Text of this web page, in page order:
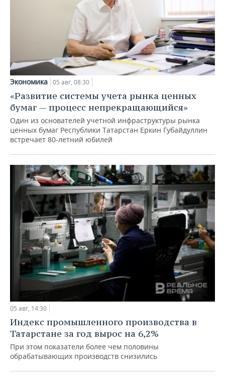
Экономика 05 авг, 08:30
«Развитие системы учета рынка ценных
бумаг — процесс непрекращающийся»
Один из основателей учетной инфраструктуры рынка
ценных бумаг Республики Татарстан Еркин Губайдуллин
встречает 80-летний юбилей
05 авг, 14:30
Индекс промышленного производства в
Татарстане за год вырос на 6,2%
При этом показатели более чем половины
обрабатывающих производств снизились